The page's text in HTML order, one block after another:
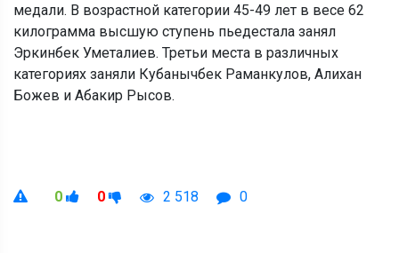
медали. В возрастной категории 45-49 лет в весе 62
килограмма высшую ступень пьедестала занял
Эркинбек Уметалиев. Третьи места в различных
категориях заняли Кубанычбек Раманкулов, Алихан
Божев и Абакир Рысов.
0 0 2 518 0